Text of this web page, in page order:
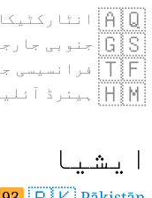
🇦🇶انٹارکٹیکا
🇬🇸جنوبی
🇹🇫فرانسیسی
🇭🇲ہیئرڈ
ایشیا